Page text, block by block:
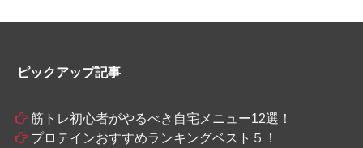
ピックアップ記事
筋トレ初心者がやるべき自宅メニュー12選！
プロテインおすすめランキングベスト５！